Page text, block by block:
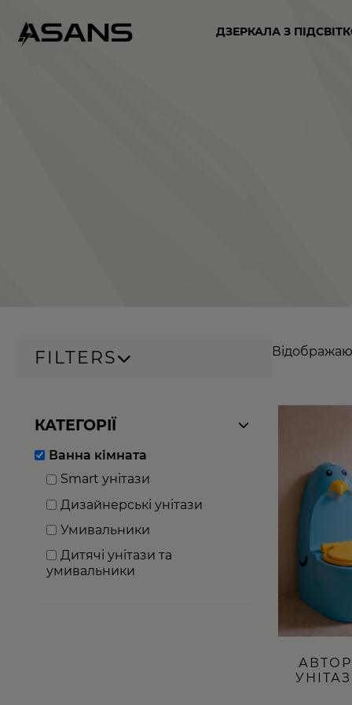
ДЗЕРКАЛА З
FILTERS
КАТЕГОРІЇ
Ванна кімната
Smart унітази
Дизайнерські унітази
Умивальники
Дитячі унітази та
умивальники